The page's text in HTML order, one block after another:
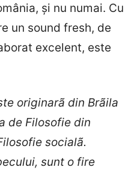
şi nu numai. Cu
un sound fresh, de
excelent, este
originarã din Brãila
de Filosofie din
socialã.
sunt o fire